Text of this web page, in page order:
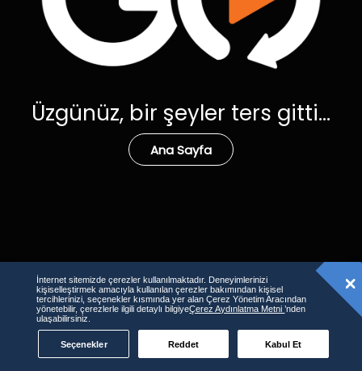
Üzgünüz, bir şeyler ters gitti...
Ana Sayfa
İnternet sitemizde çerezler kullanılmaktadır. Deneyimlerinizi
kişiselleştirmek amacıyla kullanılan çerezler bakımından kişisel
tercihlerinizi, seçenekler kısmında yer alan Çerez Yönetim Aracından
yönetebilir, çerezlerle ilgili detaylı bilgiyeÇerez Aydınlatma Metni’nden
ulaşabilirsiniz.
Seçenekler Reddet Kabul Et